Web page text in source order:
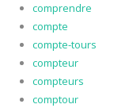
comprendre
compte
compte-tours
compteur
compteurs
comptour